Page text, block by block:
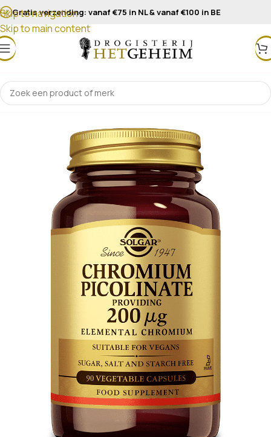
Skip to navigation
Skip to main content
Gratis verzending: vanaf €75 in NL & vanaf €100 in BE